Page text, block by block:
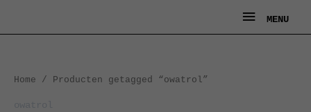
MENU
MENU
Home / Producten getagged “owatrol”
Gesorteerd
op